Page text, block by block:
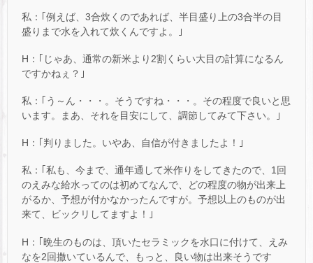
私：｢例えば、3合炊くのであれば、半目盛り上の3合半の目
盛りまで水を入れて炊くんですよ。｣
H：｢じゃあ、通常の新米より2割くらい大目の計算になるん
ですかねぇ？｣
私：｢う～ん・・・。そうですね・・・。その程度で良いと思
います。まあ、それを目安にして、調節してみて下さい。｣
H：｢判りました。いやあ、自信が付きましたよ！｣
私：｢私も、今まで、通年通して米作りをしてきたので、1回
のえみな給水ってのは初めてなんで、どの程度の物が出来上
がるか、予想が付かなかったんですが。予想以上のものが出
来て、ビックリしてますよ！｣
H：｢晩生のものは、頂いたセラミックを水口に付けて、えみ
なを2回撒いているんで、もっと、良い物は出来そうです